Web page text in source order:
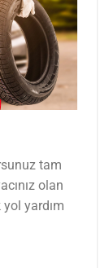
tam
olan
yol yardım